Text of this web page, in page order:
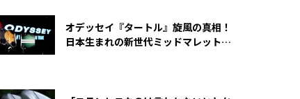
オデッセイ『タートル』旋風の真相！
日本生まれの新世代ミッドマレットが